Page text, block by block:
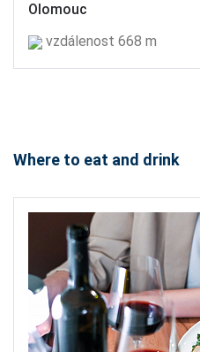
Olomouc
vzdálenost 668 m
Where to eat and drink